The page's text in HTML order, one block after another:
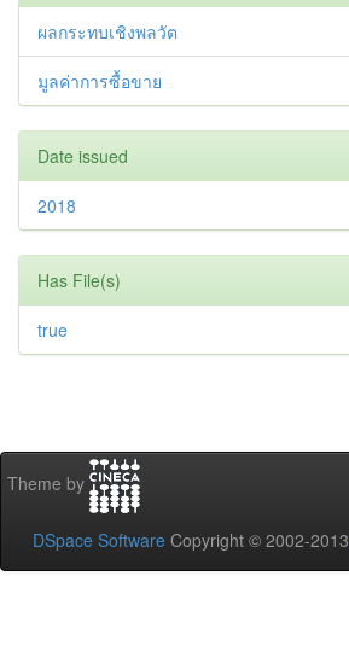
ผลกระทบเชิงพลวัต
มูลค่าการซื้อขาย
Date issued
2018
Has File(s)
true
Theme by
DSpace Software Copyright © 2002-2013